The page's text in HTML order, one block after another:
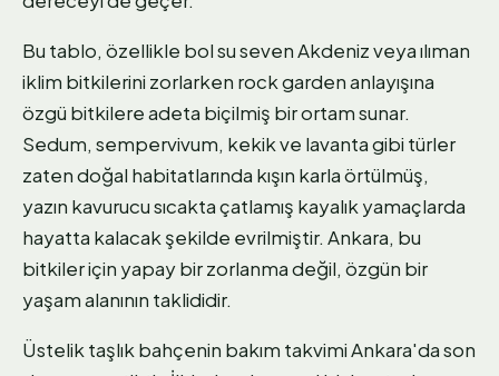
Bu tablo, özellikle bol su seven Akdeniz veya ılıman
iklim bitkilerini zorlarken rock garden anlayışına
özgü bitkilere adeta biçilmiş bir ortam sunar.
Sedum, sempervivum, kekik ve lavanta gibi türler
zaten doğal habitatlarında kışın karla örtülmüş,
yazın kavurucu sıcakta çatlamış kayalık yamaçlarda
hayatta kalacak şekilde evrilmiştir. Ankara, bu
bitkiler için yapay bir zorlanma değil, özgün bir
yaşam alanının taklididir.
Üstelik taşlık bahçenin bakım takvimi Ankara'da son